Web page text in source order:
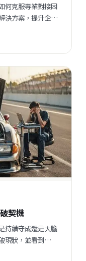
何克服專業對接困
決方案，提升企業
契機
持續守成還是大膽
現狀，並看到